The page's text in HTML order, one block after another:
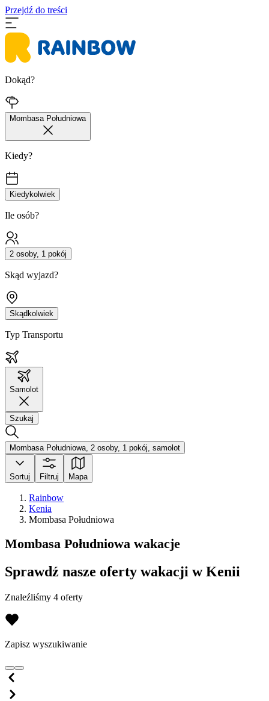
Przejdź do treści
Dokąd?
Mombasa Południowa
Kiedy?
Kiedykolwiek
Ile osób?
2 osoby, 1 pokój
Skąd wyjazd?
Skądkolwiek
Typ Transportu
Samolot
Szukaj
Mombasa Południowa, 2 osoby, 1 pokój, samolot
Sortuj Filtruj Mapa
Rainbow
Kenia
Mombasa Południowa
Mombasa Południowa wakacje
Sprawdź nasze oferty wakacji w Kenii
Znaleźliśmy 4 oferty
Zapisz wyszukiwanie